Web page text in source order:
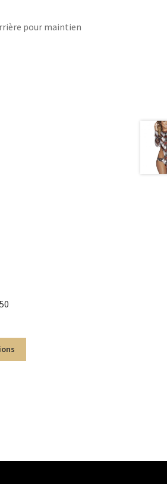
pour maintien